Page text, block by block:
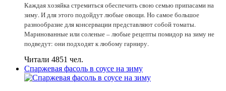
Каждая хозяйка стремиться обеспечить свою семью припасами на
зиму. И для этого подойдут любые овощи. Но самое большое
разнообразие для консервации представляют собой томаты.
Маринованные или соленые – любые рецепты помидор на зиму не
подведут: они подходят к любому гарниру.
Читали 4851 чел.
Спаржевая фасоль в соусе на зиму